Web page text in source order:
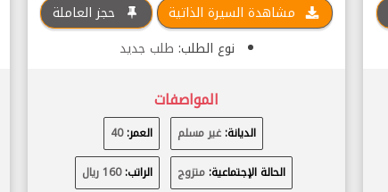
مشاهدة السيرة الذاتية
حجز العاملة
نوع الطلب: طلب جديد
المواصفات
الديانة:غير مسلم العمر:40
الحالة الإجتماعية:متزوج الراتب:160 ريال